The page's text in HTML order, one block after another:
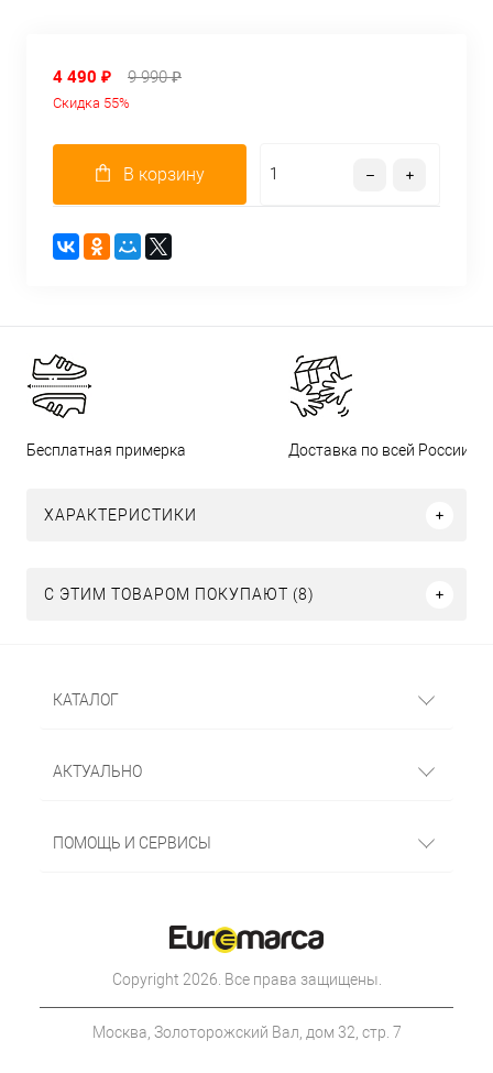
4 490 ₽ 9 990 ₽
Скидка 55%
В корзину
Бесплатная примерка Доставка по всей России
ХАРАКТЕРИСТИКИ
С ЭТИМ ТОВАРОМ ПОКУПАЮТ (8)
КАТАЛОГ
АКТУАЛЬНО
ПОМОЩЬ И СЕРВИСЫ
Copyright 2026. Все права защищены.
Москва, Золоторожский Вал, дом 32, стр. 7